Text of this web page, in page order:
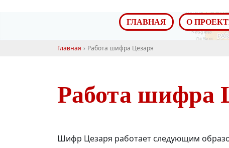
ГЛАВНАЯ О
Главная Работа шифра Цезаря
Работа шифра
Шифр Цезаря работает следующим